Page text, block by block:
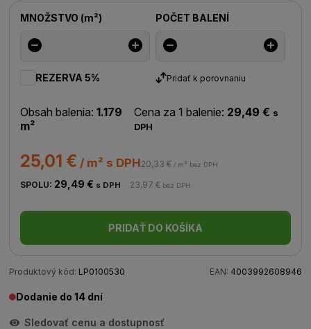
MNOŽSTVO (m²) POČET BALENÍ
REZERVA 5% Pridať k porovnaniu
Obsah balenia: 1.179
m²
Cena za 1 balenie: 29,49 € s
DPH
25,01 € / m² s DPH20,33 € / m² bez DPH
SPOLU: 29,49 € s DPH 23,97 € bez DPH
PRIDAŤ DO KOŠÍKA
Produktový kód: LP0100530 EAN: 4003992608946
Dodanie do 14 dní
Sledovať cenu a dostupnosť